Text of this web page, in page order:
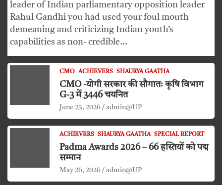
leader of Indian parliamentary opposition leader
Rahul Gandhi you had used your foul mouth
demeaning and criticizing Indian youth’s
capabilities as non- credible…
CMO ACHIEVERS SHAURYA GAATHA
CMO -योगी सरकार की सौगातः कृषि विभाग
G-3 में 3446 चयनित
June 25, 2026 admin@UP
ACHIEVERS SHAURYA GAATHA SPECIAL REPORT
Padma Awards 2026 – 66 हस्तियों को पद्म
सम्मान
May 26, 2026 admin@UP